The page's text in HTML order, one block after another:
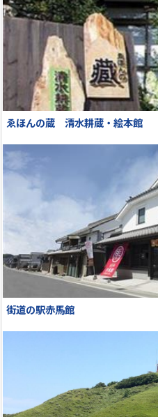
ゑほんの蔵 清水耕蔵・絵本館
街道の駅赤馬館